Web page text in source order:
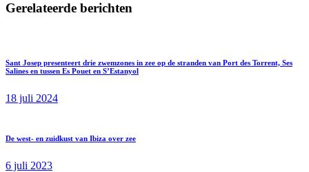
Gerelateerde berichten
Sant Josep presenteert drie zwemzones in zee op de stranden van Port des Torrent, Ses
Salines en tussen Es Pouet en S’Estanyol
18 juli 2024
De west- en zuidkust van Ibiza over zee
6 juli 2023